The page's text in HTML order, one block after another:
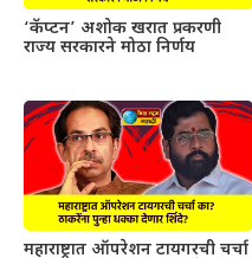
‘कॅप्टन’ अशोक खरात प्रकरणी
राज्य सरकारने मोठा निर्णय
महाराष्ट्रात ऑपरेशन टायगरची चर्चा